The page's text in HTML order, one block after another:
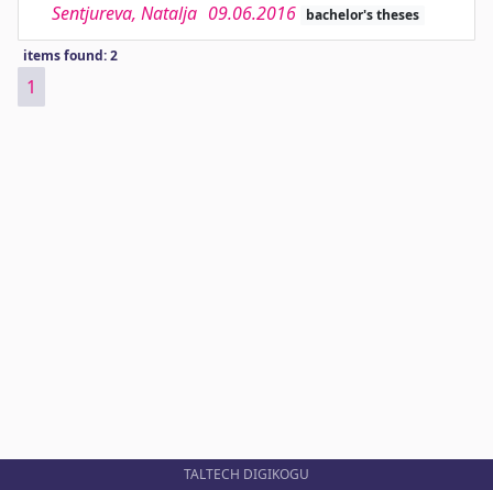
Sentjureva, Natalja 09.06.2016 bachelor's theses
items found: 2
1
TALTECH DIGIKOGU